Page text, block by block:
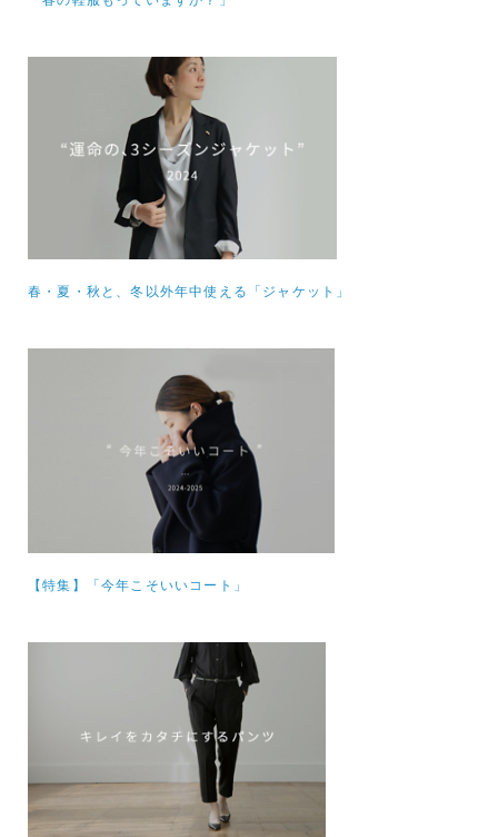
春・夏・秋と、冬以外年中使える「ジャケット」
【特集】 「今年こそいいコート」